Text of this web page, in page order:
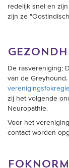
redelijk snel en
zijn ze
De rasvereniging;
van de
zij het volgende
Neuropathie.
Voor het
contact worden